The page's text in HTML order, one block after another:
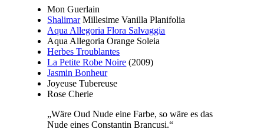
Mon Guerlain
ShalimarMillesime Vanilla Planifolia
Aqua Allegoria Flora Salvaggia
Aqua Allegoria Orange Soleia
Herbes Troublantes
La Petite Robe Noire (2009)
Jasmin Bonheur
Joyeuse Tubereuse
Rose Cherie
„Wäre Oud Nude eine Farbe, so wäre es das
Nude eines Constantin Brancusi.“